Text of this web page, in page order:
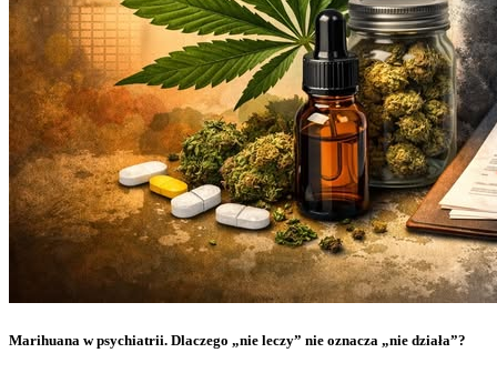
Marihuana w psychiatrii. Dlaczego „nie leczy” nie oznacza „nie działa”?